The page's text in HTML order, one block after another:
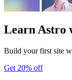
Learn Astro
Build your first site
Get 20% off